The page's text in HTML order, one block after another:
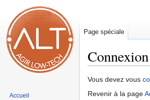
Aller
à
Aller
à
Vous devez vous
Revenir à la page
Page spéciale
Accueil